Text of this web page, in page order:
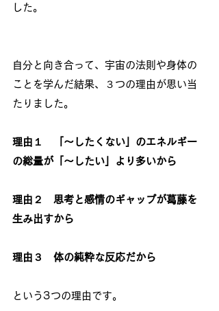
した。
自分と向き合って、宇宙の法則や身体の
ことを学んだ結果、３つの理由が思い当
たりました。
理由１　「～したくない」のエネルギー
の総量が「～したい」より多いから
理由２　思考と感情のギャップが葛藤を
生み出すから
理由３　体の純粋な反応だから
という3つの理由です。